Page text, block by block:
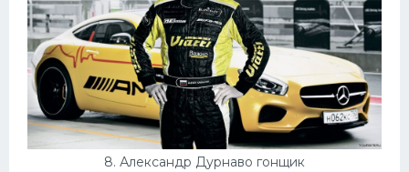
8. Александр Дурнаво гонщик